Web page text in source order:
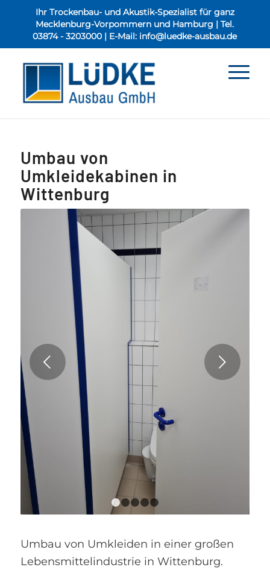
Ihr Trockenbau- und Akustik-Spezialist für ganz
Mecklenburg-Vorpommern und Hamburg | Tel.
03874 - 3203000 | E-Mail: info@luedke-ausbau.de
Umbau von
Umkleidekabinen in
Wittenburg
Weiter
Umbau von Umkleiden in einer großen
Lebensmittelindustrie in Wittenburg.